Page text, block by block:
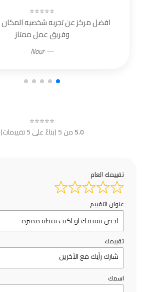
⭐⭐⭐⭐⭐
افضل مركز عن تجربه شخصيه المكان
وفريق عمل ممتاز
— Nour
⭐⭐⭐⭐⭐
5.0من 5 (بناءً على 5 تقييمات)
تقييمك العام
عنوان التقييم
تقييمك
اسمك